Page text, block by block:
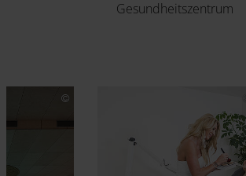
Gesundheitszentrum